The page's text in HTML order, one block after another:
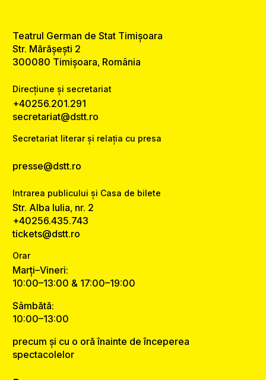
Teatrul German de Stat Timișoara
Str. Mărășești 2
300080 Timișoara, România
Direcțiune și secretariat
+40256.201.291
secretariat@dstt.ro
Secretariat literar și relația cu presa
presse@dstt.ro
Intrarea publicului și Casa de bilete
Str. Alba Iulia, nr. 2
+40256.435.743
tickets@dstt.ro
Orar
Marți–Vineri:
10:00–13:00 & 17:00–19:00
Sâmbătă:
10:00–13:00
precum și cu o oră înainte de începerea
spectacolelor